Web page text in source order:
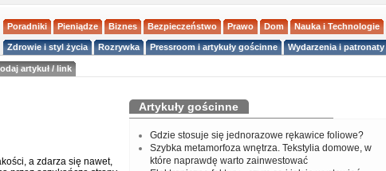
Poradniki Pieniądze Biznes Bezpieczeństwo Prawo Dom Nauka i Technologie
Zdrowie i styl życia Rozrywka Pressroom i artykuły gościnne Wydarzenia i patronaty
artykuł / link
a zdarza się nawet,
Artykuły gościnne
Gdzie stosuje się jednorazowe rękawice foliowe?
Szybka metamorfoza wnętrza. Tekstylia domowe, w
które naprawdę warto zainwestować